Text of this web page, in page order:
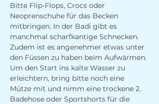
Bitte Flip-Flops, Crocs oder
Neoprenschuhe für das Becken
mitbringen. In der Badi gibt es
manchmal scharfkantige Schnecken.
Zudem ist es angenehmer etwas unter
den Füssen zu haben beim Aufwärmen.
Um den Start ins kalte Wasser zu
erleichtern, bring bitte noch eine
Mütze mit und nimm eine trockene 2.
Badehose oder Sportshorts für die